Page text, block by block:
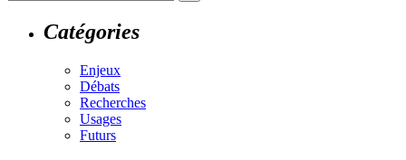
Catégories
Enjeux
Débats
Recherches
Usages
Futurs